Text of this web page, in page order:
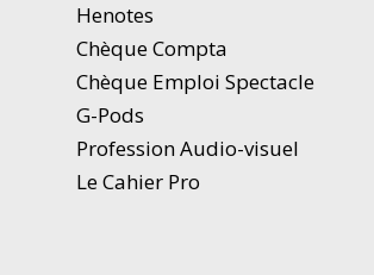
Henotes
Chèque Compta
Chèque Emploi Spectacle
G-Pods
Profession Audio-visuel
Le Cahier Pro